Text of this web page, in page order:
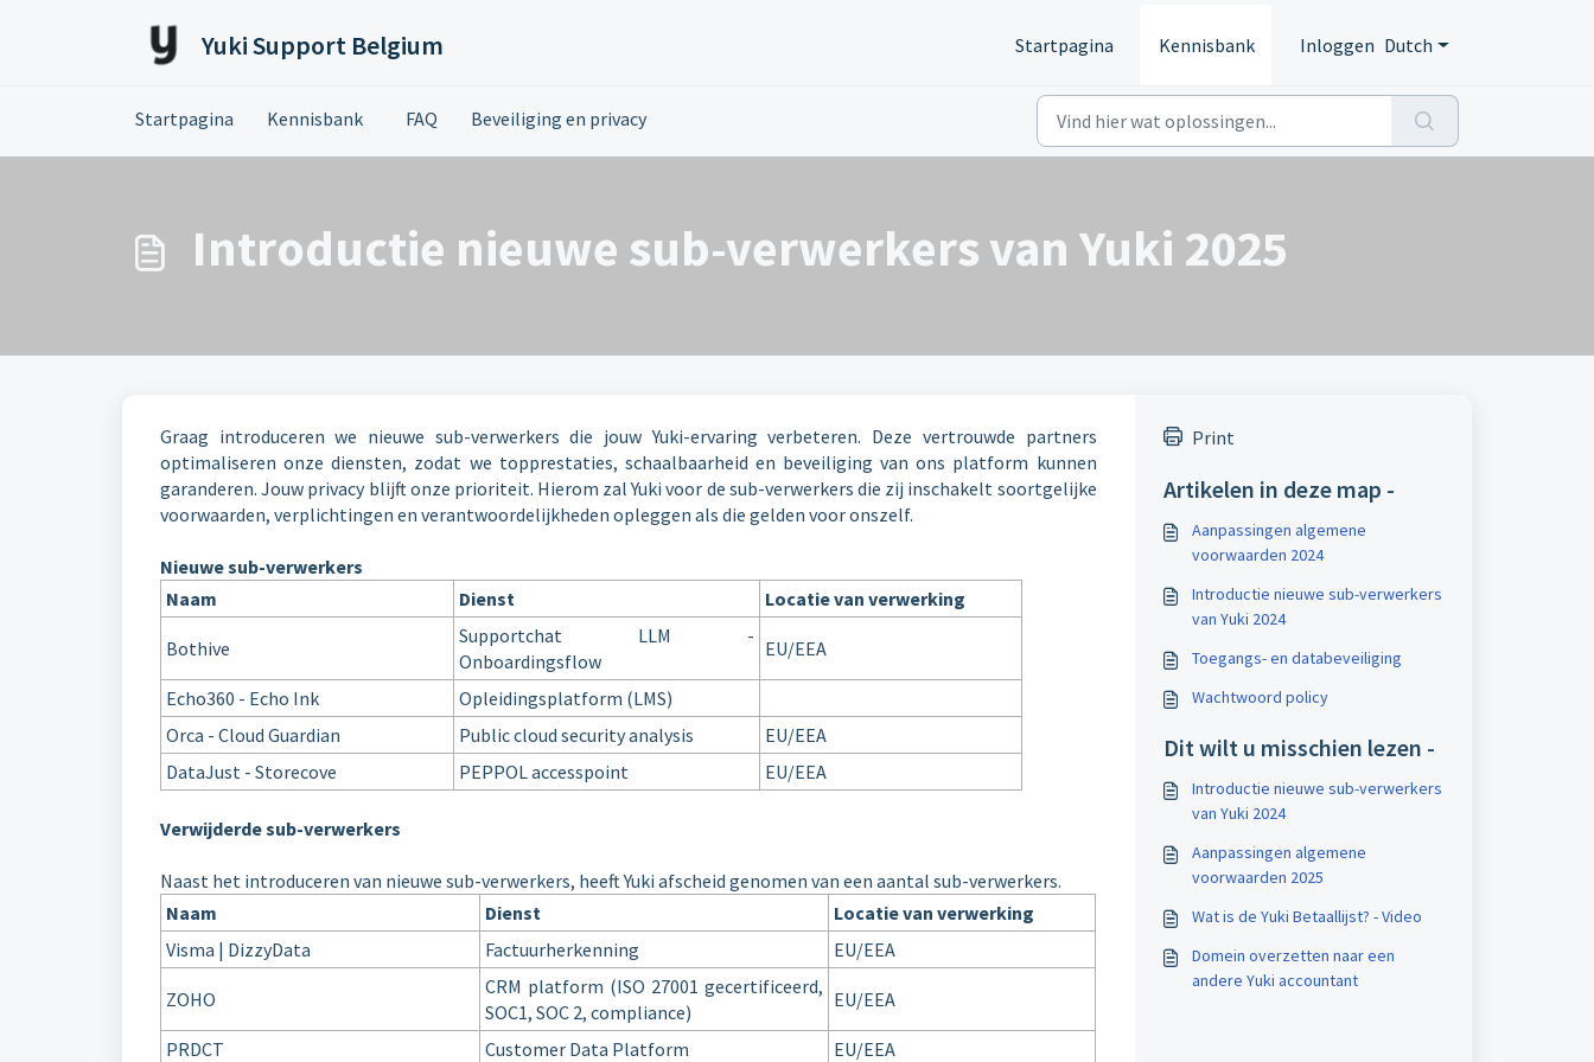
Yuki Support Belgium Startpagina Kennisbank Inloggen Dutch
Startpagina Kennisbank FAQ Beveiliging en privacy
Introductie nieuwe sub-verwerkers van Yuki 2025
Graag introduceren we nieuwe sub-verwerkers die jouw Yuki-ervaring verbeteren. Deze vertrouwde partners
optimaliseren onze diensten, zodat we topprestaties, schaalbaarheid en beveiliging van ons platform kunnen
garanderen. Jouw privacy blijft onze prioriteit. Hierom zal Yuki voor de sub-verwerkers die zij inschakelt soortgelijke
voorwaarden, verplichtingen en verantwoordelijkheden opleggen als die gelden voor onszelf.
Nieuwe sub-verwerkers
Naam
Dienst Locatie van verwerking
Bothive
Supportchat LLM -
Onboardingsflow
EU/EEA
Echo360 - Echo Ink
Opleidingsplatform (LMS)
Orca - Cloud Guardian
Public cloud security analysis
EU/EEA
DataJust - Storecove
PEPPOL accesspoint EU/EEA
Verwijderde sub-verwerkers
Naast het introduceren van nieuwe sub-verwerkers, heeft Yuki afscheid genomen van een aantal sub-verwerkers.
Naam
Dienst
Locatie van verwerking
Visma | DizzyData
Factuurherkenning EU/EEA
ZOHO
CRM platform (ISO 27001 gecertificeerd,
SOC1, SOC 2, compliance)
EU/EEA
PRDCT Customer Data Platform EU/EEA
Print
Artikelen in deze map -
Aanpassingen algemene
voorwaarden 2024
Introductie nieuwe sub-verwerkers
van Yuki 2024
Toegangs- en databeveiliging
Wachtwoord policy
Dit wilt u misschien lezen -
Introductie nieuwe sub-verwerkers
van Yuki 2024
Aanpassingen algemene
voorwaarden 2025
Wat is de Yuki Betaallijst? - Video
Domein overzetten naar een
andere Yuki accountant